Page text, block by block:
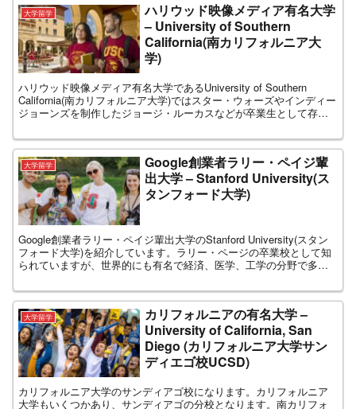
大学留学
ハリウッド映像メディア有名大学
– University of Southern
California(南カリフォルニア大
学)
ハリウッド映像メディア有名大学であるUniversity of Southern
California(南カリフォルニア大学)ではスター・ウォーズやインディー
ジョーンズを制作したジョージ・ルーカスなどが卒業生として存在
大学留学
Google創業者ラリー・ペイジ輩
出大学 – Stanford University(ス
タンフォード大学)
Google創業者ラリー・ペイジ輩出大学のStanford University(スタン
フォード大学)を紹介しています。ラリー・ページの卒業校として知
られていますが、世界的にも有名で経済、医学、工学の分野で多く
大学留学
カリフォルニアの有名大学 –
University of California, San
Diego (カリフォルニア大学サン
ディエゴ校UCSD)
カリフォルニア大学のサンディアゴ校になります。カリフォルニア
大学もいくつかあり、サンディアゴの分校となります。南カリフォ